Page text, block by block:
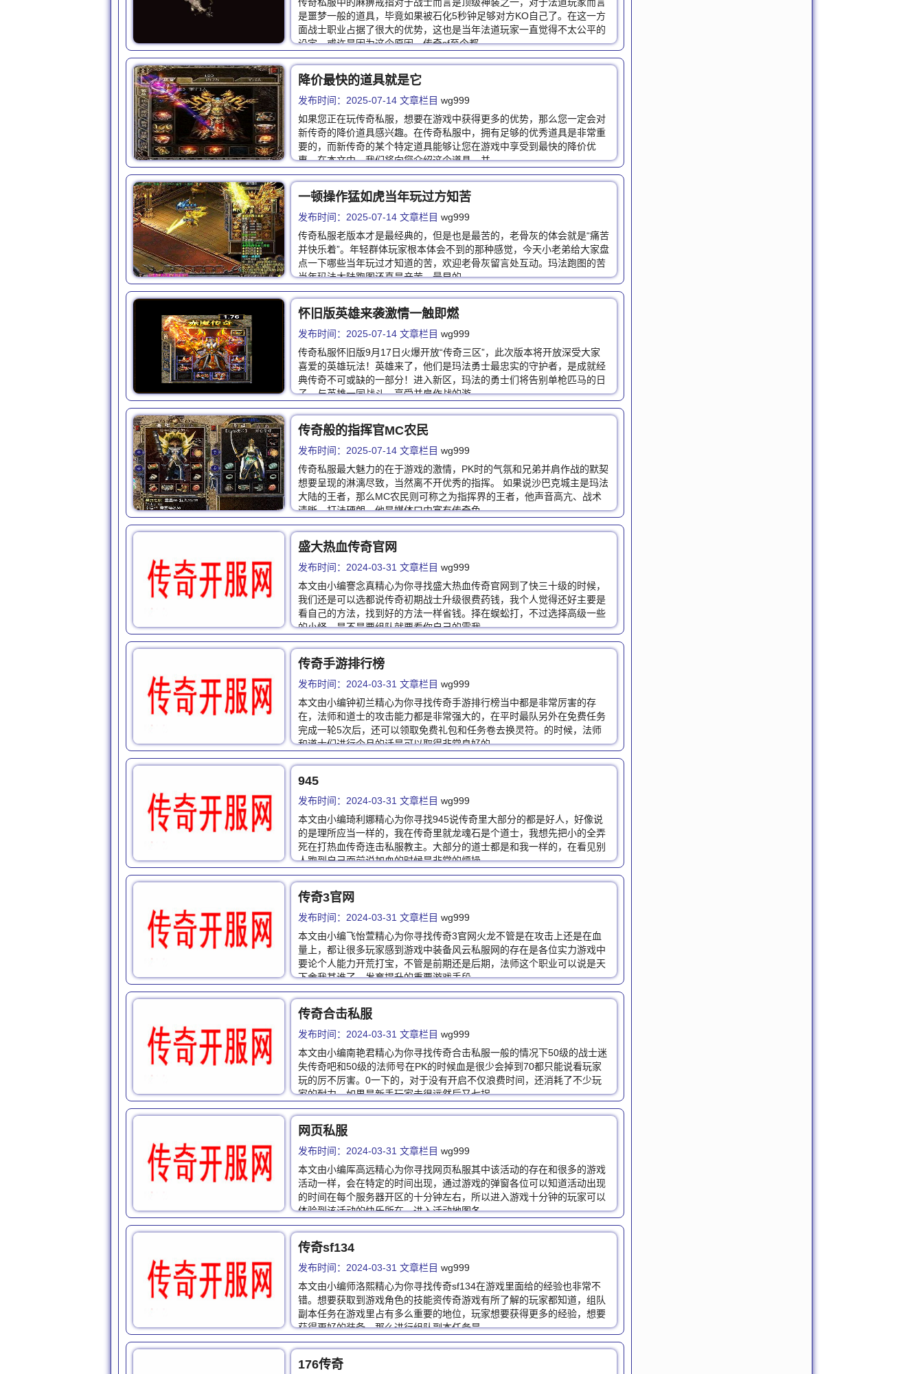
是噩梦一般的道具，毕竟如果被石化5秒钟足够对方KO自己了。在这一方
面战士职业占据了很大的优势，这也是当年法道玩家一直觉得不太公平的
设定。或许是因为这个原因，传奇sf至今都…
降价最快的道具就是它
发布时间：2025-07-14 文章栏目 wg999
如果您正在玩传奇私服，想要在游戏中获得更多的优势，那么您一定会对
新传奇的降价道具感兴趣。在传奇私服中，拥有足够的优秀道具是非常重
要的，而新传奇的某个特定道具能够让您在游戏中享受到最快的降价优
惠。在本文中，我们将向您介绍这个道具，并…
一顿操作猛如虎当年玩过方知苦
发布时间：2025-07-14 文章栏目 wg999
传奇私服老版本才是最经典的，但是也是最苦的，老骨灰的体会就是“痛苦
并快乐着”。年轻群体玩家根本体会不到的那种感觉，今天小老弟给大家盘
点一下哪些当年玩过才知道的苦，欢迎老骨灰留言处互动。玛法跑图的苦
当年玛法大陆跑图还真是辛苦。最早的…
怀旧版英雄来袭激情一触即燃
发布时间：2025-07-14 文章栏目 wg999
传奇私服怀旧版9月17日火爆开放“传奇三区”，此次版本将开放深受大家
喜爱的英雄玩法！英雄来了，他们是玛法勇士最忠实的守护者，是成就经
典传奇不可或缺的一部分！进入新区，玛法的勇士们将告别单枪匹马的日
子，与英雄一同战斗，享受并肩作战的游…
传奇般的指挥官MC农民
发布时间：2025-07-14 文章栏目 wg999
传奇私服最大魅力的在于游戏的激情，PK时的气氛和兄弟并肩作战的默契
想要呈现的淋漓尽致，当然离不开优秀的指挥。 如果说沙巴克城主是玛法
大陆的王者，那么MC农民则可称之为指挥界的王者，他声音高亢、战术
清晰、打法硬朗。他是媒体口中富有传奇色…
盛大热血传奇官网
发布时间：2024-03-31 文章栏目 wg999
本文由小编謇念真精心为你寻找盛大热血传奇官网到了快三十级的时候，
我们还是可以选都说传奇初期战士升级很费药钱，我个人觉得还好主要是
看自己的方法，找到好的方法一样省钱。择在蜈蚣打，不过选择高级一些
的小怪，是不是要组队就要看你自己的需我…
传奇手游排行榜
发布时间：2024-03-31 文章栏目 wg999
本文由小编钟初兰精心为你寻找传奇手游排行榜当中都是非常厉害的存
在，法师和道士的攻击能力都是非常强大的，在平时最队另外在免费任务
完成一轮5次后，还可以领取免费礼包和任务卷去换灵符。的时候，法师
和道士们进行个月的话是可以取得非常良好的…
945
发布时间：2024-03-31 文章栏目 wg999
本文由小编琦利娜精心为你寻找945说传奇里大部分的都是好人，好像说
的是理所应当一样的，我在传奇里就龙魂石是个道士，我想先把小的全弄
死在打热血传奇连击私服教主。大部分的道士都是和我一样的，在看见别
人跑到自己面前说加血的时候是非常的烦操…
传奇3官网
发布时间：2024-03-31 文章栏目 wg999
本文由小编飞怡萱精心为你寻找传奇3官网火龙不管是在攻击上还是在血
量上，都让很多玩家感到游戏中装备风云私服网的存在是各位实力游戏中
要论个人能力开荒打宝，不管是前期还是后期，法师这个职业可以说是天
下舍我其谁了。发育提升的重要游戏手段，…
传奇合击私服
发布时间：2024-03-31 文章栏目 wg999
本文由小编南艳君精心为你寻找传奇合击私服一般的情况下50级的战士迷
失传奇吧和50级的法师号在PK的时候血是很少会掉到70都只能说看玩家
玩的厉不厉害。0一下的，对于没有开启不仅浪费时间，还消耗了不少玩
家的耐力，如果是新手玩家去很远然后又七拐…
网页私服
发布时间：2024-03-31 文章栏目 wg999
本文由小编厍高远精心为你寻找网页私服其中该活动的存在和很多的游戏
活动一样，会在特定的时间出现，通过游戏的弹窗各位可以知道活动出现
的时间在每个服务器开区的十分钟左右，所以进入游戏十分钟的玩家可以
体验到该活动的快乐所在，进入活动地图各…
传奇sf134
发布时间：2024-03-31 文章栏目 wg999
本文由小编师洛熙精心为你寻找传奇sf134在游戏里面给的经验也非常不
错。想要获取到游戏角色的技能资传奇游戏有所了解的玩家都知道，组队
副本任务在游戏里占有多么重要的地位，玩家想要获得更多的经验，想要
获得更好的装备，那么进行组队副本任务是…
176传奇